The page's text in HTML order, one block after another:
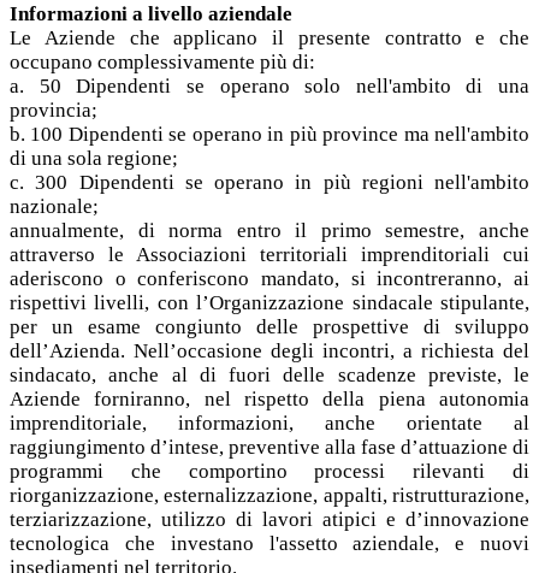
Informazioni a livello aziendale
Le Aziende che applicano il presente contratto e che
occupano complessivamente più di:
a. 50 Dipendenti se operano solo nell'ambito di una
provincia;
b. 100 Dipendenti se operano in più province ma nell'ambito
di una sola regione;
c. 300 Dipendenti se operano in più regioni nell'ambito
nazionale;
annualmente, di norma entro il primo semestre, anche
attraverso le Associazioni territoriali imprenditoriali cui
aderiscono o conferiscono mandato, si incontreranno, ai
rispettivi livelli, con l’Organizzazione sindacale stipulante,
per un esame congiunto delle prospettive di sviluppo
dell’Azienda. Nell’occasione degli incontri, a richiesta del
sindacato, anche al di fuori delle scadenze previste, le
Aziende forniranno, nel rispetto della piena autonomia
imprenditoriale, informazioni, anche orientate al
raggiungimento d’intese, preventive alla fase d’attuazione di
programmi che comportino processi rilevanti di
riorganizzazione, esternalizzazione, appalti, ristrutturazione,
terziarizzazione, utilizzo di lavori atipici e d’innovazione
tecnologica che investano l'assetto aziendale, e nuovi
insediamenti nel territorio.